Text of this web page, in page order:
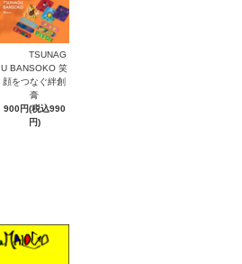
TSUNAG
U BANSOKO 笑
顔をつなぐ絆創
膏
900円(税込990
円)